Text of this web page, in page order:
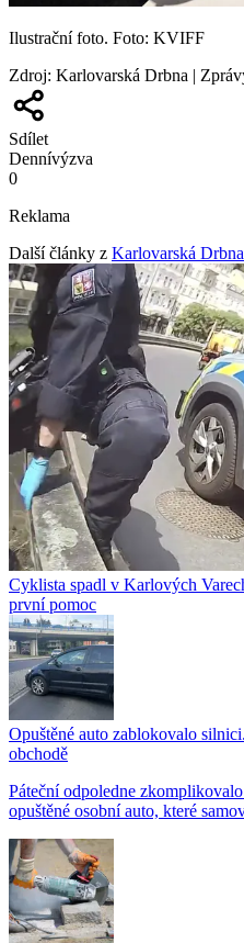
Ilustrační foto. Foto: KVIFF
Zdroj: Karlovarská Drbna |
Sdílet
Dennívýzva
0
Reklama
Další články z Karlovarská Drbna
Cyklista spadl v Karlových
první pomoc
Opuštěné auto zablokovalo
obchodě
Páteční odpoledne
opuštěné osobní auto, které